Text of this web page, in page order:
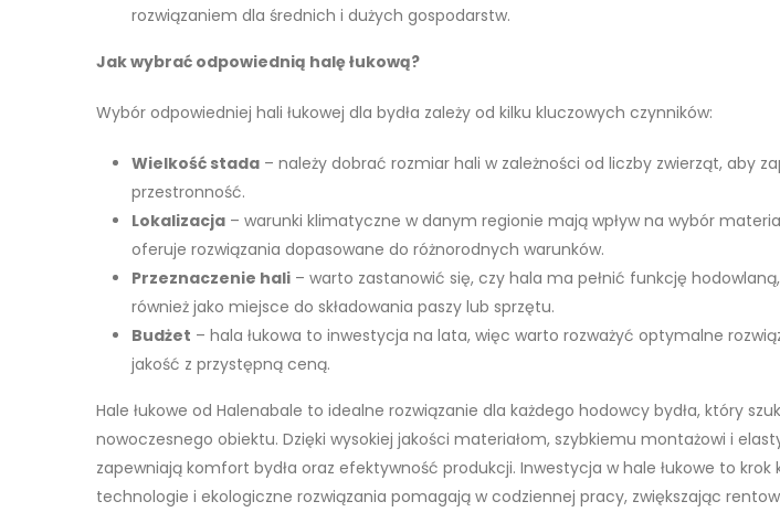
rozwiązaniem dla średnich i dużych gospodarstw.
Jak wybrać odpowiednią halę łukową?
Wybór odpowiedniej hali łukowej dla bydła zależy od kilku kluczowych czynników:
Wielkość stada – należy dobrać rozmiar hali w zależności od liczby zwierząt, aby
przestronność.
Lokalizacja – warunki klimatyczne w danym regionie mają wpływ na wybór
oferuje rozwiązania dopasowane do różnorodnych warunków.
Przeznaczenie hali – warto zastanowić się, czy hala ma pełnić funkcję
również jako miejsce do składowania paszy lub sprzętu.
Budżet – hala łukowa to inwestycja na lata, więc warto rozważyć optymalne
jakość z przystępną ceną.
Hale łukowe od Halenabale to idealne rozwiązanie dla każdego hodowcy bydła, który
nowoczesnego obiektu. Dzięki wysokiej jakości materiałom, szybkiemu montażowi i
zapewniają komfort bydła oraz efektywność produkcji. Inwestycja w hale łukowe to krok
technologie i ekologiczne rozwiązania pomagają w codziennej pracy, zwiększając